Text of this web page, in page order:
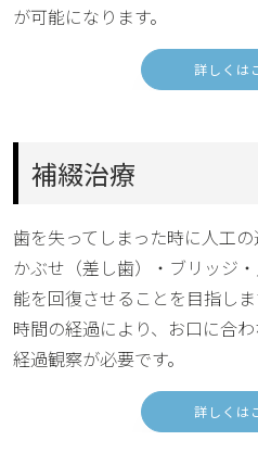
が可能になります。
詳しくは
補綴治療
歯を失ってしまった時に人工の
かぶせ（差し歯）・ブリッジ
能を回復させることを目指しま
時間の経過により、お口に合わ
経過観察が必要です。
詳しくは